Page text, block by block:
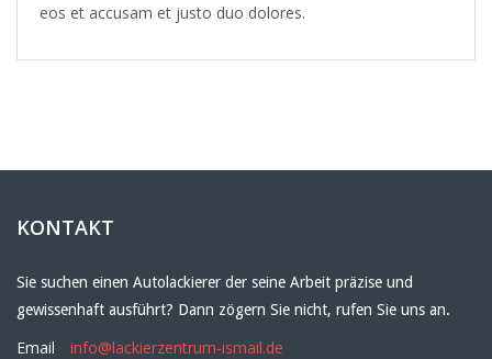
eos et accusam et justo duo dolores.
KONTAKT
Sie suchen einen Autolackierer der seine Arbeit präzise und
gewissenhaft ausführt? Dann zögern Sie nicht, rufen Sie uns an.
Email
info@lackierzentrum-ismail.de